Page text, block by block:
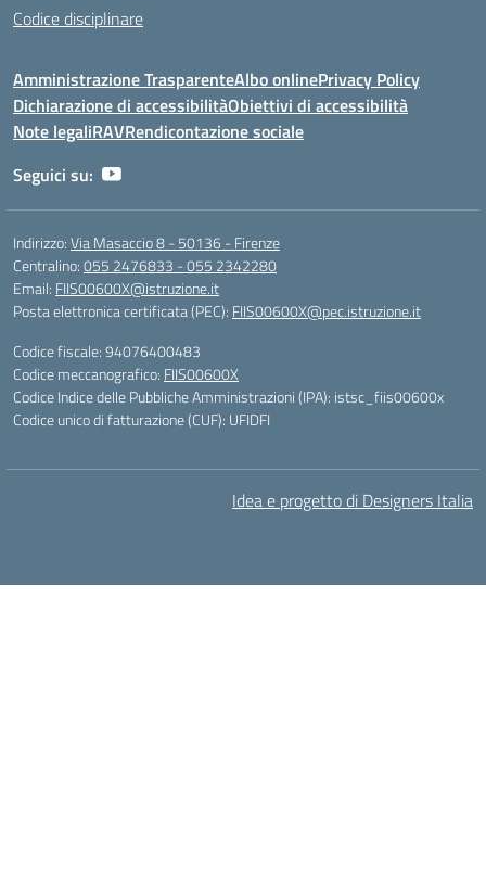
Codice disciplinare
Amministrazione TrasparenteAlbo onlinePrivacy Policy
Dichiarazione di accessibilitàObiettivi di accessibilità
Note legaliRAVRendicontazione sociale
Seguici su:
Indirizzo:Via Masaccio 8 - 50136 - Firenze
Centralino:055 2476833 - 055 2342280
Email: FIIS00600X@istruzione.it
Posta elettronica certificata (PEC): FIIS00600X@pec.istruzione.it
Codice fiscale: 94076400483
Codice meccanografico: FIIS00600X
Codice Indice delle Pubbliche Amministrazioni (IPA): istsc_fiis00600x
Codice unico di fatturazione (CUF): UFIDFI
Idea e progetto di Designers Italia